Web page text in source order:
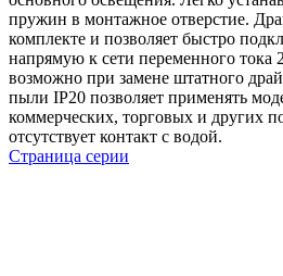
пружин в монтажное отверстие.
комплекте и позволяет быстро
напрямую к сети переменного
возможно при замене штатного
пыли IP20 позволяет применять
коммерческих, торговых и других
отсутствует контакт с водой.
Страница серии